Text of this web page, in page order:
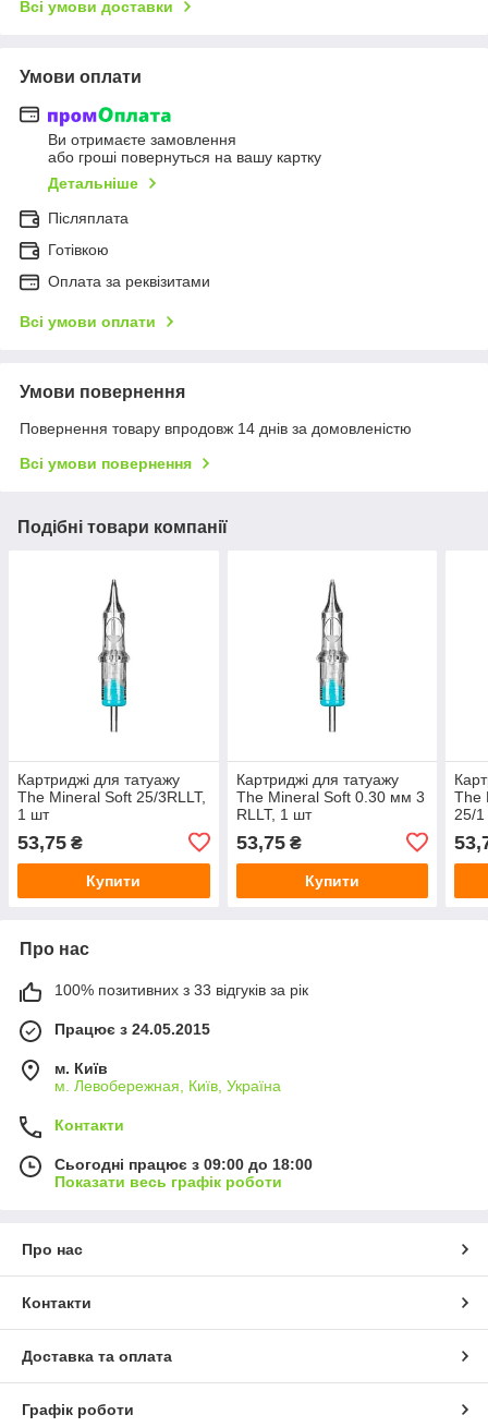
Всі умови доставки
Умови оплати
Ви отримаєте замовлення
або гроші повернуться на вашу картку
Детальніше
Післяплата
Готівкою
Оплата за реквізитами
Всі умови оплати
Умови повернення
Повернення товару впродовж 14 днів за домовленістю
Всі умови повернення
Подібні товари компанії
Картриджі для татуажу
The Mineral Soft 25/3RLLT,
1 шт
53,75 ₴
Купити
Картриджі для татуажу
The Mineral Soft 0.30 мм 3
RLLT, 1 шт
53,75₴
Купити
The
25/
Про нас
100% позитивних з 33 відгуків за рік
Працює з 24.05.2015
м. Київ
м. Левобережная, Київ, Україна
Контакти
Сьогодні працює з 09:00 до 18:00
Показати весь графік роботи
Про нас
Контакти
Доставка та оплата
Графік роботи